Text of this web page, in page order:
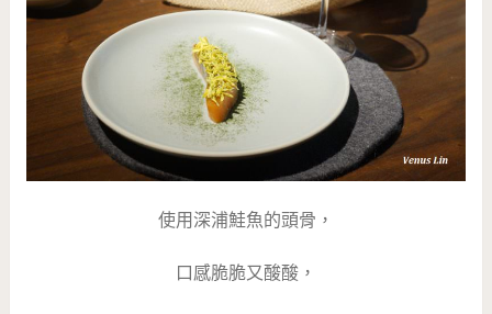
使用深浦鮭魚的頭骨，
口感脆脆又酸酸，